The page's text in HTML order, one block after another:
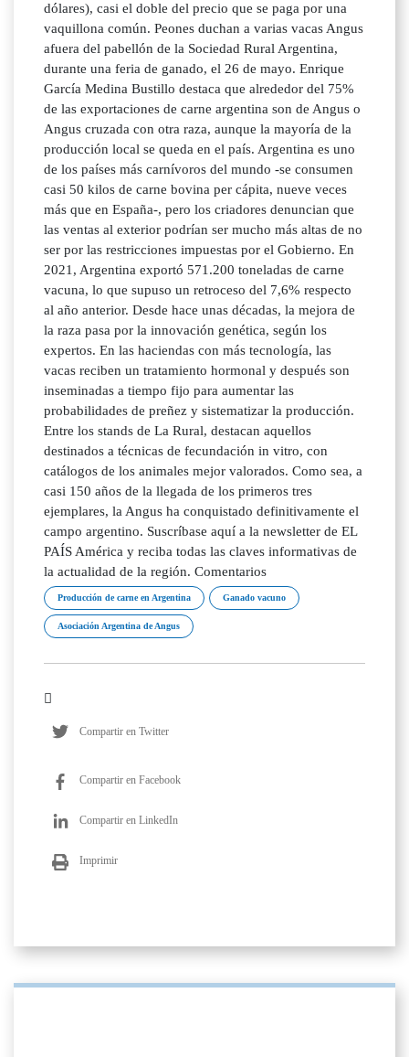
dólares), casi el doble del precio que se paga por una
vaquillona común. Peones duchan a varias vacas Angus
afuera del pabellón de la Sociedad Rural Argentina,
durante una feria de ganado, el 26 de mayo. Enrique
García Medina Bustillo destaca que alrededor del 75%
de las exportaciones de carne argentina son de Angus o
Angus cruzada con otra raza, aunque la mayoría de la
producción local se queda en el país. Argentina es uno
de los países más carnívoros del mundo -se consumen
casi 50 kilos de carne bovina per cápita, nueve veces
más que en España-, pero los criadores denuncian que
las ventas al exterior podrían ser mucho más altas de no
ser por las restricciones impuestas por el Gobierno. En
2021, Argentina exportó 571.200 toneladas de carne
vacuna, lo que supuso un retroceso del 7,6% respecto
al año anterior. Desde hace unas décadas, la mejora de
la raza pasa por la innovación genética, según los
expertos. En las haciendas con más tecnología, las
vacas reciben un tratamiento hormonal y después son
inseminadas a tiempo fijo para aumentar las
probabilidades de preñez y sistematizar la producción.
Entre los stands de La Rural, destacan aquellos
destinados a técnicas de fecundación in vitro, con
catálogos de los animales mejor valorados. Como sea, a
casi 150 años de la llegada de los primeros tres
ejemplares, la Angus ha conquistado definitivamente el
campo argentino. Suscríbase aquí a la newsletter de EL
PAÍS América y reciba todas las claves informativas de
la actualidad de la región. Comentarios
Producción de carne en Argentina Ganado vacuno
Asociación Argentina de Angus
Compartir en Twitter
Compartir en Facebook
Compartir en LinkedIn
Imprimir